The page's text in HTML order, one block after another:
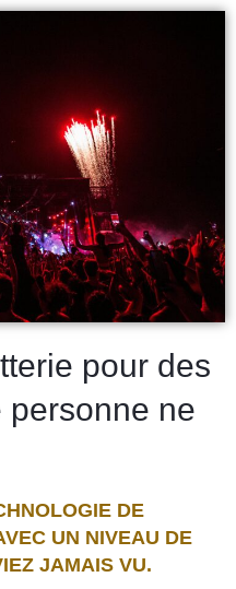
pour des
personne ne
DE
UN NIVEAU DE
JAMAIS VU.